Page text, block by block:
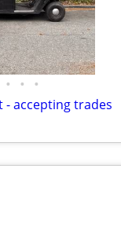
• • •
- accepting trades